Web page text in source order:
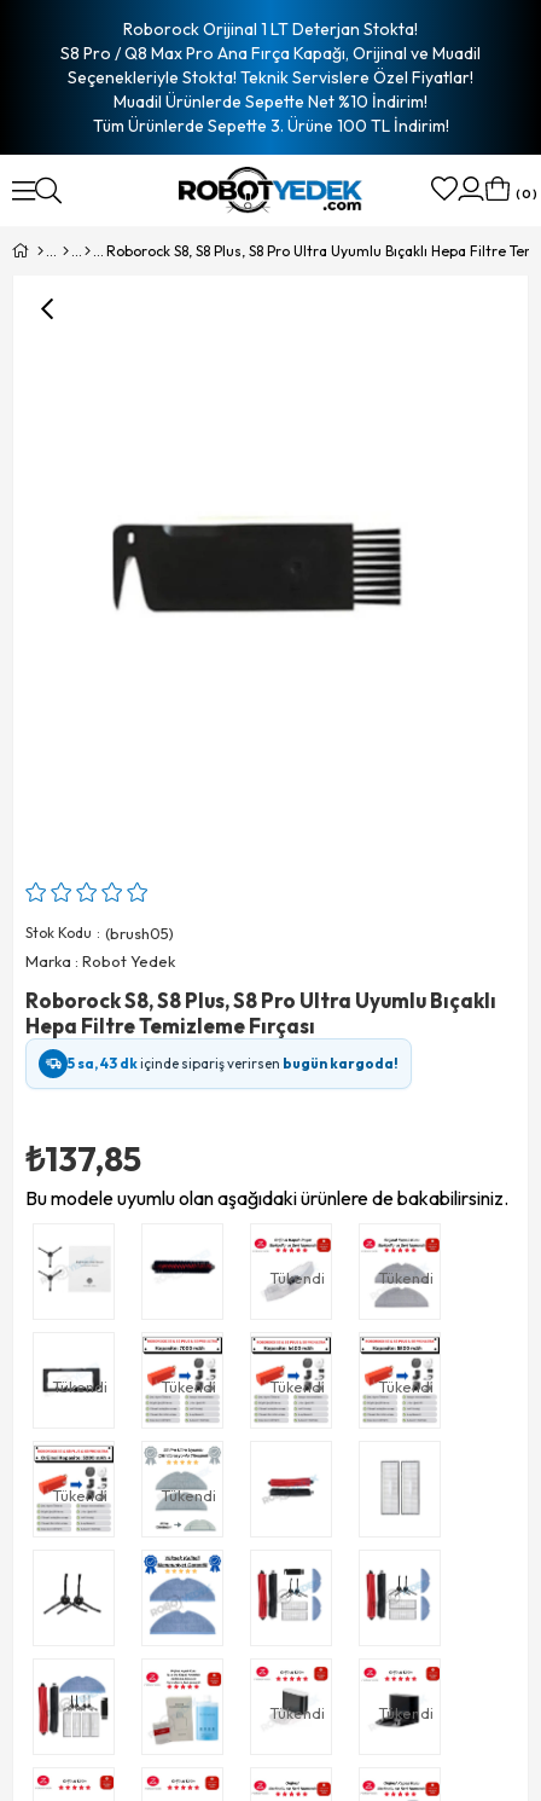
Roborock Orijinal 1 LT Deterjan Stokta!
S8 Pro / Q8 Max Pro Ana Fırça Kapağı, Orijinal ve Muadil
Seçenekleriyle Stokta! Teknik Servislere Özel Fiyatlar!
Muadil Ürünlerde Sepette Net %10 İndirim!
Tüm Ürünlerde Sepette 3. Ürüne 100 TL İndirim!
0
Stok Kodu
(brush05)
Marka : Robot Yedek
Roborock S8, S8 Plus, S8 Pro Ultra Uyumlu Bıçaklı
Hepa Filtre Temizleme Fırçası
5 sa, 43 dkiçinde sipariş verirsen bugün kargoda!
₺137,85
Bu modele uyumlu olan aşağıdaki ürünlere de bakabilirsiniz.
Tükendi Tükendi
Tükendi Tükendi Tükendi Tükendi
Tükendi Tükendi
Tükendi Tükendi